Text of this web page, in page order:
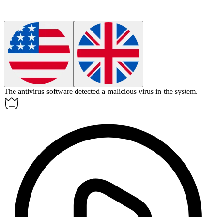
The antivirus software detected a malicious virus in the system.